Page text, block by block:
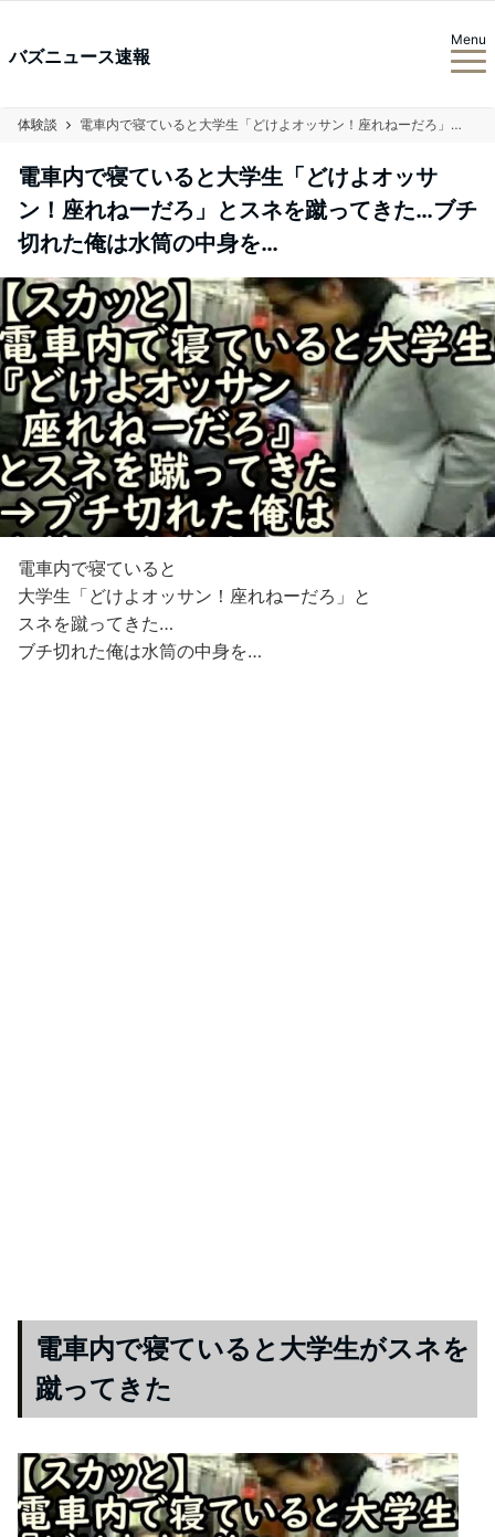
バズニュース速報
Menu
体験談 電車内で寝ていると大学生「どけよオッサン！座れねーだろ」とスネを蹴ってきた…ブチ切れた俺は水筒の中身を…
電車内で寝ていると大学生「どけよオッサ
ン！座れねーだろ」とスネを蹴ってきた…ブチ
切れた俺は水筒の中身を…
電車内で寝ていると
大学生「どけよオッサン！座れねーだろ」と
スネを蹴ってきた…
ブチ切れた俺は水筒の中身を…
電車内で寝ていると大学生がスネを
蹴ってきた